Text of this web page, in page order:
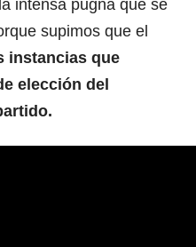
intensa pugna que se
supimos que el
instancias que
elección del